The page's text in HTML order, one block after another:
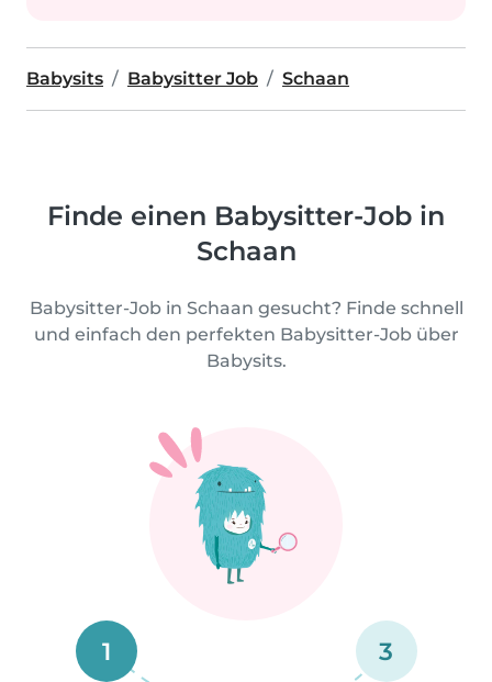
Babysits Babysitter Job Schaan
Finde einen Babysitter-Job in
Schaan
Babysitter-Job in Schaan gesucht? Finde schnell
und einfach den perfekten Babysitter-Job über
Babysits.
1 3